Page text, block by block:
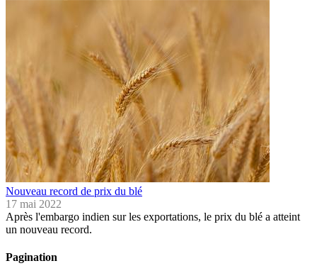
Nouveau record de prix du blé
17 mai 2022
Après l'embargo indien sur les exportations, le prix du blé a atteint
un nouveau record.
Pagination